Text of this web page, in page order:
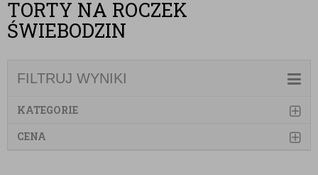
TORTY NA ROCZEK
ŚWIEBODZIN
FILTRUJ WYNIKI
KATEGORIE
CENA